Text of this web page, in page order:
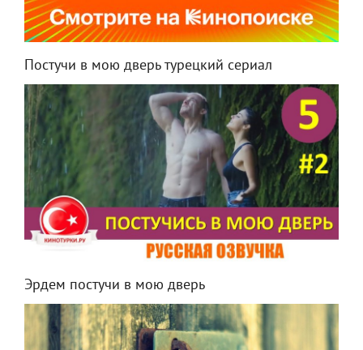
Постучи в мою дверь турецкий сериал
Эрдем постучи в мою дверь